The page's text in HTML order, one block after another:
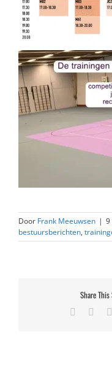
Door Frank Meeuwsen | 9
bestuursberichten,
Share
Facebook